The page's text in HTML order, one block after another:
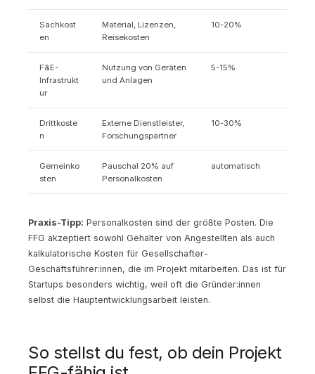
Sachkost
en
Material, Lizenzen,
Reisekosten
10-20%
F&E-
Infrastrukt
ur
Nutzung von Geräten
und Anlagen
5-15%
Drittkoste
n
Externe Dienstleister,
Forschungspartner
10-30%
Gemeinko
sten
Pauschal 20% auf
Personalkosten
automatisch
Praxis-Tipp: Personalkosten sind der größte Posten. Die
FFG akzeptiert sowohl Gehälter von Angestellten als auch
kalkulatorische Kosten für Gesellschafter-
Geschäftsführer:innen, die im Projekt mitarbeiten. Das ist für
Startups besonders wichtig, weil oft die Gründer:innen
selbst die Hauptentwicklungsarbeit leisten.
So stellst du fest, ob dein Projekt